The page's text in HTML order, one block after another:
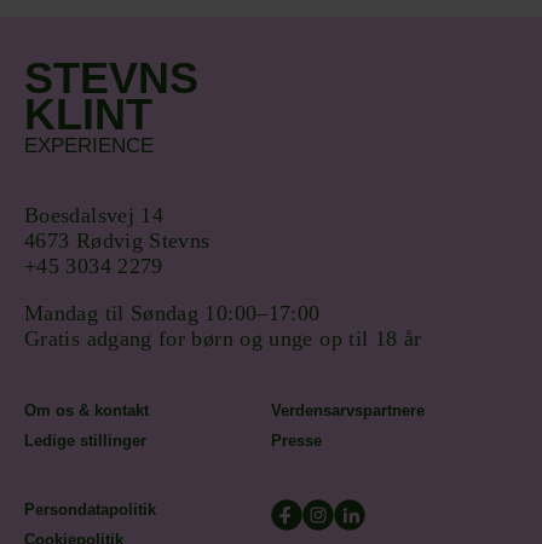
STEVNS
KLINT
EXPERIENCE
Boesdalsvej 14
4673 Rødvig Stevns
+45 3034 2279
Mandag til Søndag 10:00–17:00
Gratis adgang for børn og unge op til 18 år
Om os & kontakt
Ledige stillinger
Verdensarvspartnere
Presse
Persondatapolitik
Cookiepolitik